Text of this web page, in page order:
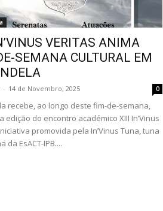
VERITAS ANIMA
SEMANA CULTURAL EM
- 14 de Novembro, 2025 0
recebe, ao longo deste fim-de-semana,
edição do encontro académico XIII In’Vinus
promovida pela In’Vinus Tuna, tuna
da EsACT-IPB....